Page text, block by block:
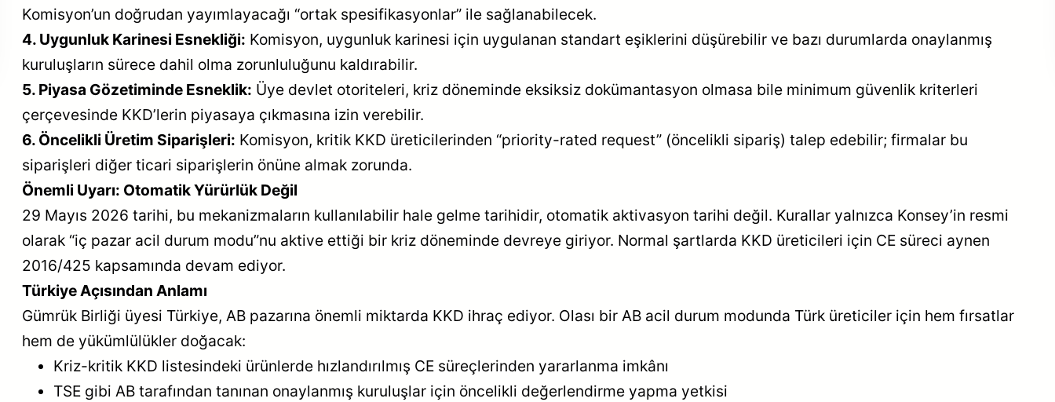
Komisyon’un doğrudan yayımlayacağı “ortak spesifikasyonlar” ile sağlanabilecek.
4. Uygunluk Karinesi Esnekliği: Komisyon, uygunluk karinesi için uygulanan standart eşiklerini düşürebilir ve bazı durumlarda onaylanmış
kuruluşların sürece dahil olma zorunluluğunu kaldırabilir.
5. Piyasa Gözetiminde Esneklik: Üye devlet otoriteleri, kriz döneminde eksiksiz dokümantasyon olmasa bile minimum güvenlik kriterleri
çerçevesinde KKD’lerin piyasaya çıkmasına izin verebilir.
6. Öncelikli Üretim Siparişleri: Komisyon, kritik KKD üreticilerinden “priority-rated request” (öncelikli sipariş) talep edebilir; firmalar bu
siparişleri diğer ticari siparişlerin önüne almak zorunda.
Önemli Uyarı: Otomatik Yürürlük Değil
29 Mayıs 2026 tarihi, bu mekanizmaların kullanılabilir hale gelme tarihidir, otomatik aktivasyon tarihi değil. Kurallar yalnızca Konsey’in resmi
olarak “iç pazar acil durum modu”nu aktive ettiği bir kriz döneminde devreye giriyor. Normal şartlarda KKD üreticileri için CE süreci aynen
2016/425 kapsamında devam ediyor.
Türkiye Açısından Anlamı
Gümrük Birliği üyesi Türkiye, AB pazarına önemli miktarda KKD ihraç ediyor. Olası bir AB acil durum modunda Türk üreticiler için hem fırsatlar
hem de yükümlülükler doğacak:
Kriz-kritik KKD listesindeki ürünlerde hızlandırılmış CE süreçlerinden yararlanma imkânı
TSE gibi AB tarafından tanınan onaylanmış kuruluşlar için öncelikli değerlendirme yapma yetkisi